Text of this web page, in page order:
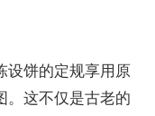
饼的定规享用原
。这不仅是古老的